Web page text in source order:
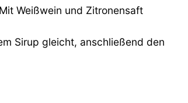
Weißwein und Zitronensaft
Sirup gleicht, anschließend den